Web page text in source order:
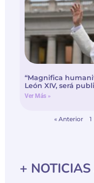
“Magnifica
León XIV, será
Ver Más »
« Anterior 1
+